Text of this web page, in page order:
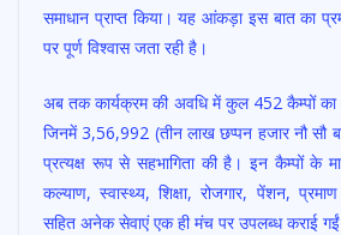
समाधान प्राप्त किया। यह आंकड़ा इस बात का
पर पूर्ण विश्वास जता रही है।
अब तक कार्यक्रम की अवधि में कुल 452 कैम्पों
जिनमें 3,56,992 (तीन लाख छप्पन हजार नौ सौ
प्रत्यक्ष रूप से सहभागिता की है। इन कैम्पों के
कल्याण, स्वास्थ्य, शिक्षा, रोजगार, पेंशन,
सहित अनेक सेवाएं एक ही मंच पर उपलब्ध कराई